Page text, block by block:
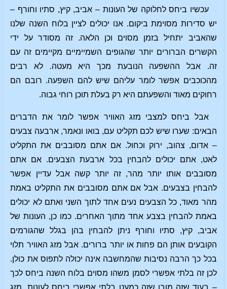
עכשיו ביחס לחלוקה של העונות – אביב, קיץ, סתיו וחורף –
יש סדירות מסוימת ביקום. אנו יכולים לציין בלוח השנה שלנו
שהאביב יתחיל בזמן מסוים וכן הלאה. זה מסודר על ידי
הקשרים הברורים יותר שהגופים השמיימיים מקיימים זה עם
זה. אבל ההשפעה הנובעת מכך היא מעטה. לא רבים
מהכוכבים אפשר לומר עליהם שיש להם השפעה. רובם הם
רחוקים מאוד והשפעתם היא רק בעלת תוכן רוחי גבוה.
אבל ביחס למצבי מזג האוויר אפשר לומר את הדברים
הבאים: שערו שיש לכם תקליט עם, בואו ונאמר, ארבעה צבעים
– אדום, צהוב, ירוק וכחול. אם אתם מסובבים את התקליט
לאט, אתם יכולים להבחין בכל ארבעת הצבעים. אם אתם
מסובבים אותו יותר מהר, זה יותר קשה אבל עדיין אפשר
להבחין בצבעים. אבל אם אתם מסובבים את התקליט באמת
מהר מאוד, כל הצבעים נעים אחד לתוך השני ואתם לא יכולים
באמת להבחין בצבע אחד מתוך האחרים. כמו כן, העונות של
אביב, קיץ, סתיו וחורף ניתן להבחין בהן בגלל שהגורמים
הקובעים אותן הם פחות או יותר ברורים. אבל מזג האוויר תלוי
בכל כך הרבה נסיבות שהמחשבה אינה יכולה לתפוס את כולן.
לכן זה בלתי אפשרי לסמן משהו מסוים בלוח השנה ביחס לכך